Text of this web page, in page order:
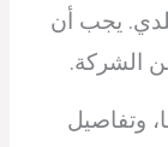
يجب أن
الشركة.
وتفاصيل